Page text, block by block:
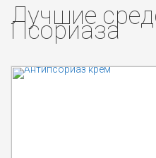
Лучшие
Псориаза